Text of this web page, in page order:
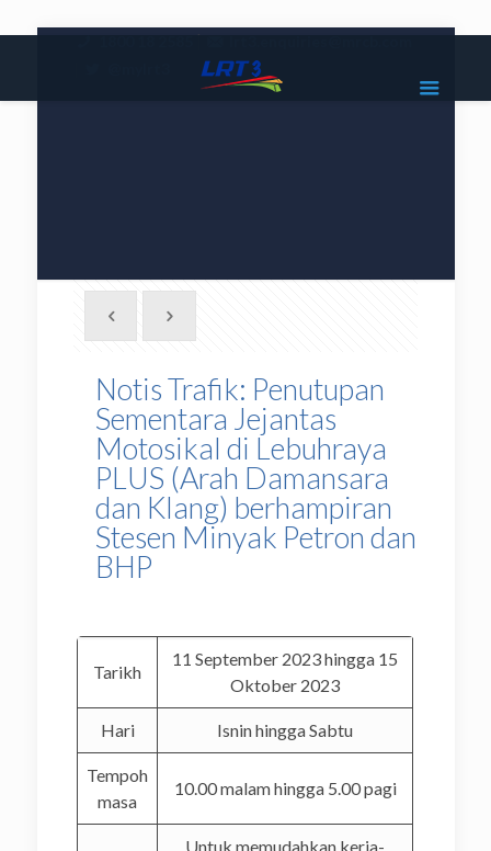
|
Notis Trafik: Penutupan
Sementara Jejantas
Motosikal di Lebuhraya
PLUS (Arah Damansara
dan Klang) berhampiran
Stesen Minyak Petron dan
BHP
Tarikh
11 September 2023 hingga 15
Oktober 2023
Hari Isnin hingga Sabtu
Tempoh
masa
10.00 malam hingga 5.00 pagi
Untuk memudahkan kerja-